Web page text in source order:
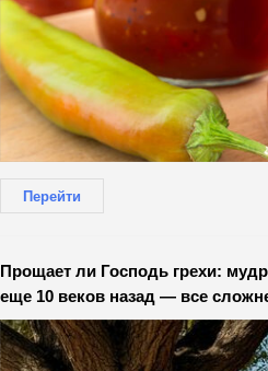
Перейти
Прощает ли Господь грехи:
еще 10 веков назад — все